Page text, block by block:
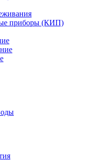
приборы (КИП)